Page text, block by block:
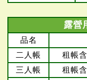
露營
品名
二人帳
租帳
三人帳
租帳